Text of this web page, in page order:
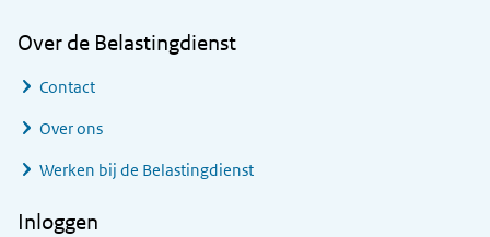
Over de Belastingdienst
Contact
Over ons
Werken bij de Belastingdienst
Inloggen